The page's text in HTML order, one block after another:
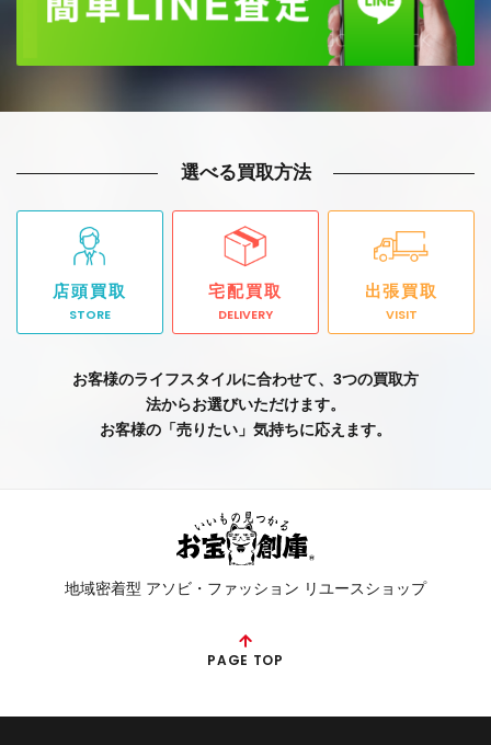
選べる買取方法
店頭買取
STORE
宅配買取
DELIVERY
出張買取
VISIT
お客様のライフスタイルに合わせて、3つの買取方
法からお選びいただけます。
お客様の「売りたい」気持ちに応えます。
地域密着型 アソビ・ファッション リユースショップ
PAGE TOP